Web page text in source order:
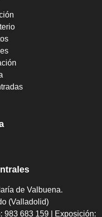
de Valbuena.
(Valladolid)
983 683 159 | Exposición: